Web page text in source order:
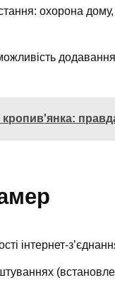
охорона
додавання
кропив'янка:
інтернет-